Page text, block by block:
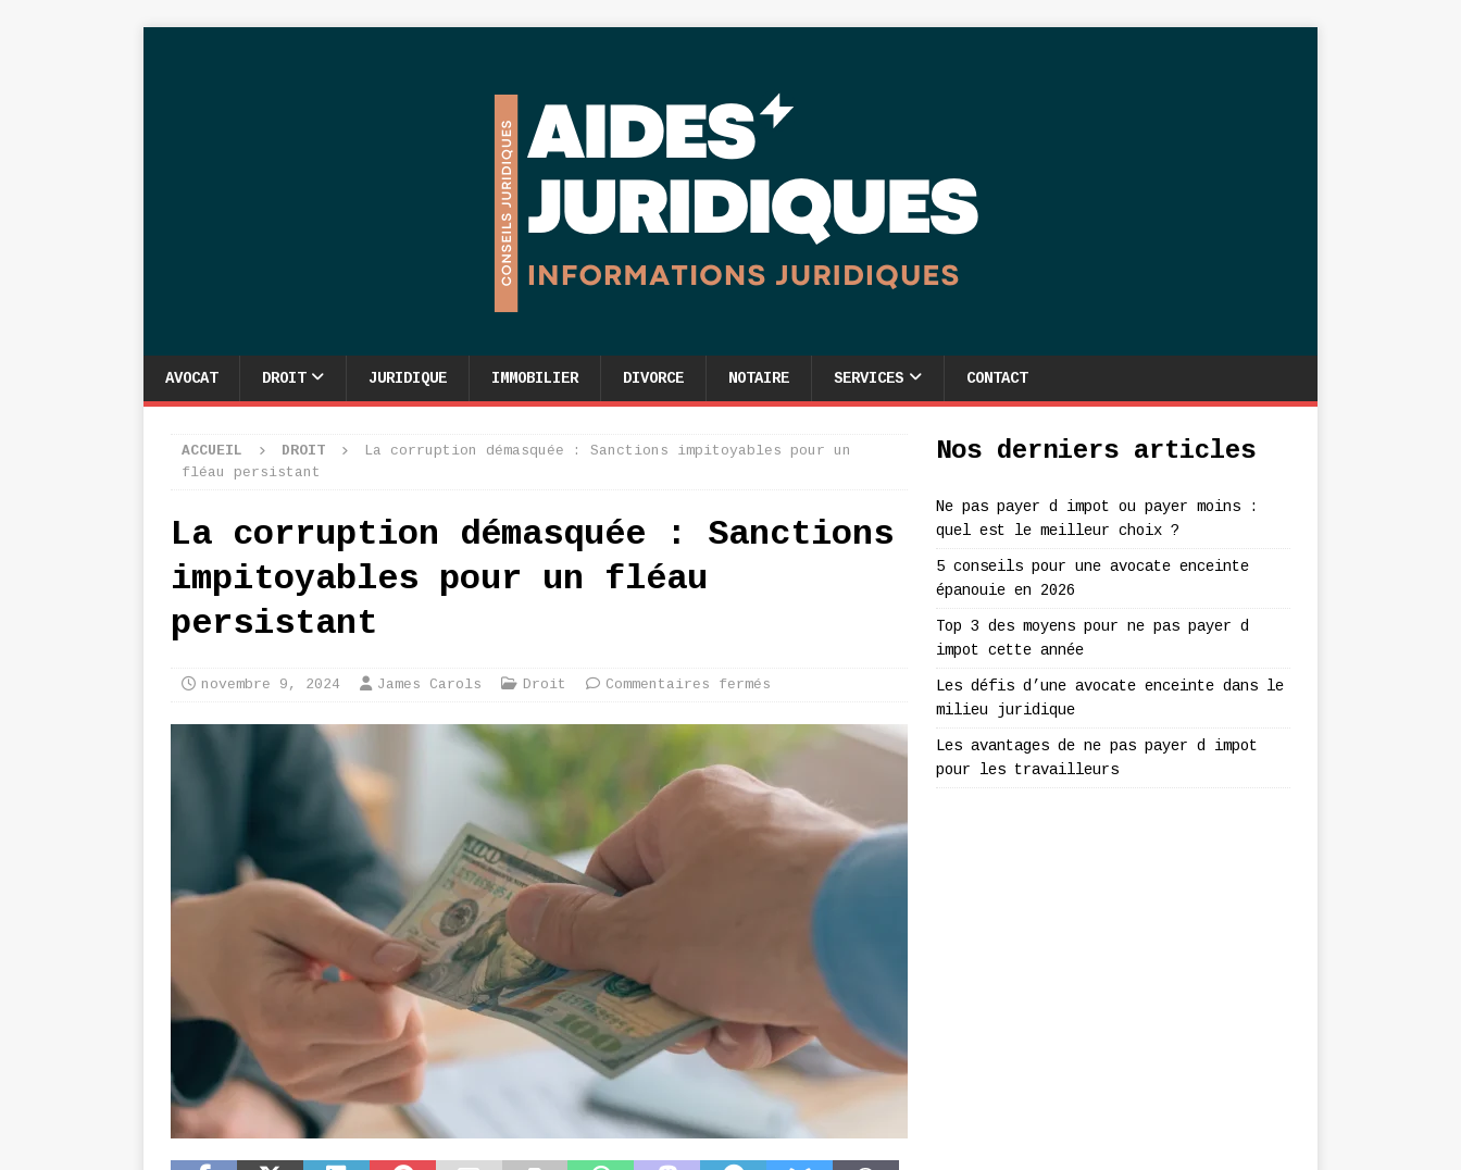
AVOCAT DROIT JURIDIQUE IMMOBILIER DIVORCE NOTAIRE SERVICES CONTACT
ACCUEIL DROIT
La corruption démasquée : Sanctions impitoyables pour un
fléau persistant
La corruption démasquée : Sanctions
impitoyables pour un fléau
persistant
novembre 9, 2024 James Carols Droit Commentaires fermés
Nos derniers articles
Ne pas payer d impot ou payer moins :
quel est le meilleur choix ?
5 conseils pour une avocate enceinte
épanouie en 2026
Top 3 des moyens pour ne pas payer d
impot cette année
Les défis d’une avocate enceinte dans le
milieu juridique
Les avantages de ne pas payer d impot
pour les travailleurs